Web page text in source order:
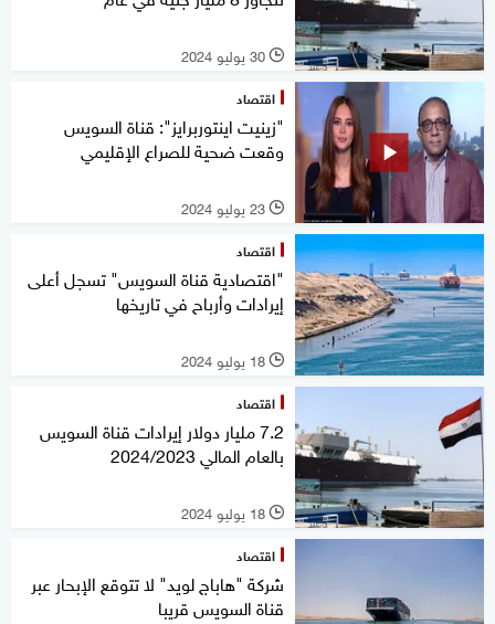
l 30 يوليو 2024
اقتصاد
"زينيت اينتوربرايز": قناة السويس
وقعت ضحية للصراع الإقليمي
l 23 يوليو 2024
اقتصاد
"اقتصادية قناة السويس" تسجل أعلى
إيرادات وأرباح في تاريخها
l 18 يوليو 2024
اقتصاد
7.2 مليار دولار إيرادات قناة السويس
بالعام المالي 2024/2023
l 18 يوليو 2024
اقتصاد
شركة "هاباج لويد" لا تتوقع الإبحار عبر
قناة السويس قريبا